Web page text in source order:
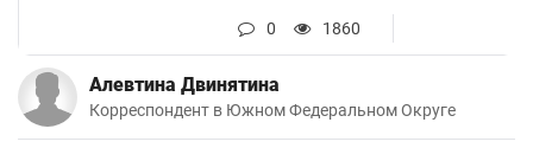
0 1860
Алевтина Двинятина
Корреспондент в Южном Федеральном Округе